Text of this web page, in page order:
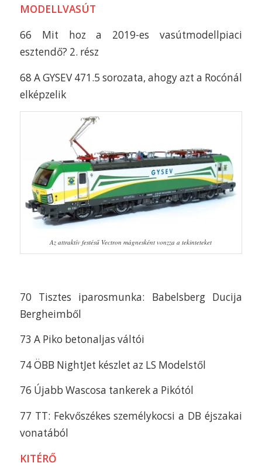
MODELLVASÚT
66 Mit hoz a 2019-es vasútmodellpiaci
esztendő? 2. rész
68 A GYSEV 471.5 sorozata, ahogy azt a Rocónál
elképzelik
Az attraktív festésű Vectron mágnesként vonzza a tekinteteket
70 Tisztes iparosmunka: Babelsberg Ducija
Bergheimből
73 A Piko betonaljas váltói
74 ÖBB NightJet készlet az LS Modelstől
76 Újabb Wascosa tankerek a Pikótól
77 TT: Fekvőszékes személykocsi a DB éjszakai
vonatából
KITÉRŐ